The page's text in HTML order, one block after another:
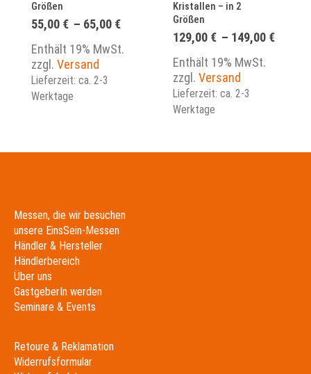
Größen
55,00 € – 65,00 € Preisspanne:
Enthält 19% MwSt.
zzgl. Versand
Lieferzeit: ca. 2-3
Werktage
Kristallen – in 2
Größen
129,00 € – 149,00 €
Enthält 19% MwSt.
zzgl. Versand
Lieferzeit: ca. 2-3
Werktage
Messen, die wir besuchen
unsere EinsSein-Messen
Händler & Hersteller
Händlerbereich
Über uns
GastgeberIn werden
Seminare & Events
Retoure & Reklamation
Widerrufsformular